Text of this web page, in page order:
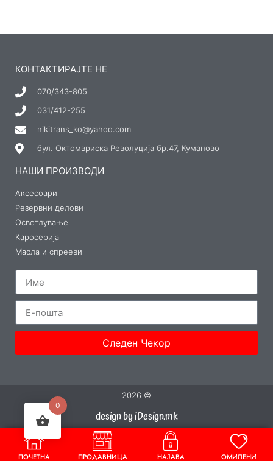
КОНТАКТИРАЈТЕ НЕ
070/343-805
031/412-255
nikitrans_ko@yahoo.com
бул. Октомвриска Револуција бр.47, Куманово
НАШИ ПРОИЗВОДИ
Аксесоари
Резервни делови
Осветлување
Каросерија
Масла и спрееви
Следен Чекор
2026 ©
design by iDesign.mk
ПОЧЕТНА ПРОДАВНИЦА НАЈАВА ОМИЛЕНИ
0